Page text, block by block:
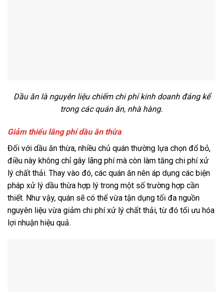
Dầu ăn là nguyên liệu chiếm chi phí kinh doanh đáng kể
trong các quán ăn, nhà hàng.
Giảm thiểu lãng phí dầu ăn thừa
Đối với dầu ăn thừa, nhiều chủ quán thường lựa chọn đổ bỏ,
điều này không chỉ gây lãng phí mà còn làm tăng chi phí xử
lý chất thải. Thay vào đó, các quán ăn nên áp dụng các biện
pháp xử lý dầu thừa hợp lý trong một số trường hợp cần
thiết. Như vậy, quán sẽ có thể vừa tận dụng tối đa nguồn
nguyên liệu vừa giảm chi phí xử lý chất thải, từ đó tối ưu hóa
lợi nhuận hiệu quả.